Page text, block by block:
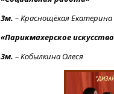
3м. –Краснощёкая Екатерина
«Парикмахерское
3м. –Кобылкина Олеся